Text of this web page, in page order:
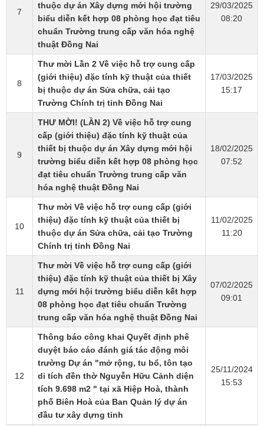
7
thuộc dự án Xây dựng mới hội trường
biểu diễn kết hợp 08 phòng học đạt tiêu
chuẩn Trường trung cấp văn hóa nghệ
thuật Đồng Nai
29/03/2025
08:20
8
Thư mời Lần 2 Về việc hỗ trợ cung cấp
(giới thiệu) đặc tính kỹ thuật của thiết
bị thuộc dự án Sửa chữa, cải tạo
Trường Chính trị tỉnh Đồng Nai
17/03/2025
15:17
9
THƯ MỜI! (LẦN 2) Về việc hỗ trợ cung
cấp (giới thiệu) đặc tính kỹ thuật của
thiết bị thuộc dự án Xây dựng mới hội
trường biểu diễn kết hợp 08 phòng học
đạt tiêu chuẩn Trường trung cấp văn
hóa nghệ thuật Đồng Nai
18/02/2025
07:52
10
Thư mời Về việc hỗ trợ cung cấp (giới
thiệu) đặc tính kỹ thuật của thiết bị
thuộc dự án Sửa chữa, cải tạo Trường
Chính trị tỉnh Đồng Nai
11/02/2025
11:20
11
Thư mời Về việc hỗ trợ cung cấp (giới
thiệu) đặc tính kỹ thuật của thiết bị Xây
dựng mới hội trường biểu diễn kết hợp
08 phòng học đạt tiêu chuẩn Trường
trung cấp văn hóa nghệ thuật Đồng Nai
07/02/2025
09:01
12
Thông báo công khai ​Quyết định phê
duyệt báo cáo đánh giá tác động môi
trường Dự án "mở rộng, tu bổ, tôn tạo
di tích đền thờ Nguyễn Hữu Cảnh diện
tích 9.698 m2 " tại xã Hiệp Hoà, thành
phố Biên Hoà của Ban Quản lý dự án
đầu tư xây dựng tỉnh​
25/11/2024
15:53